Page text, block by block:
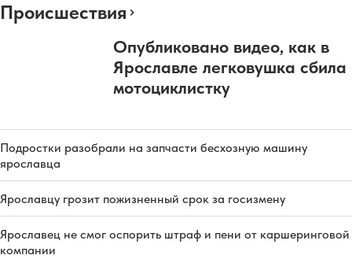
Происшествия
Опубликовано видео, как в
Ярославле легковушка сбила
мотоциклистку
Подростки разобрали на запчасти бесхозную машину
ярославца
Ярославцу грозит пожизненный срок за госизмену
Ярославец не смог оспорить штраф и пени от каршеринговой
компании